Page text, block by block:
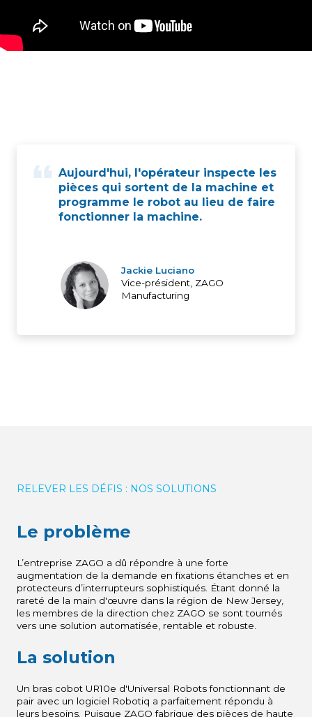
Aujourd'hui, l'opérateur inspecte les
pièces qui sortent de la machine et
programme le robot au lieu de faire
fonctionner la machine.
Jackie Luciano
Vice-président, ZAGO
Manufacturing
RELEVER LES DÉFIS : NOS SOLUTIONS
Le problème
L’entreprise ZAGO a dû répondre à une forte
augmentation de la demande en fixations étanches et en
protecteurs d’interrupteurs sophistiqués. Étant donné la
rareté de la main d'œuvre dans la région de New Jersey,
les membres de la direction chez ZAGO se sont tournés
vers une solution automatisée, rentable et robuste.
La solution
Un bras cobot UR10e d'Universal Robotsfonctionnant de
pair avec un logiciel Robotiq a parfaitement répondu à
leurs besoins. Puisque ZAGO fabrique des pièces de haute